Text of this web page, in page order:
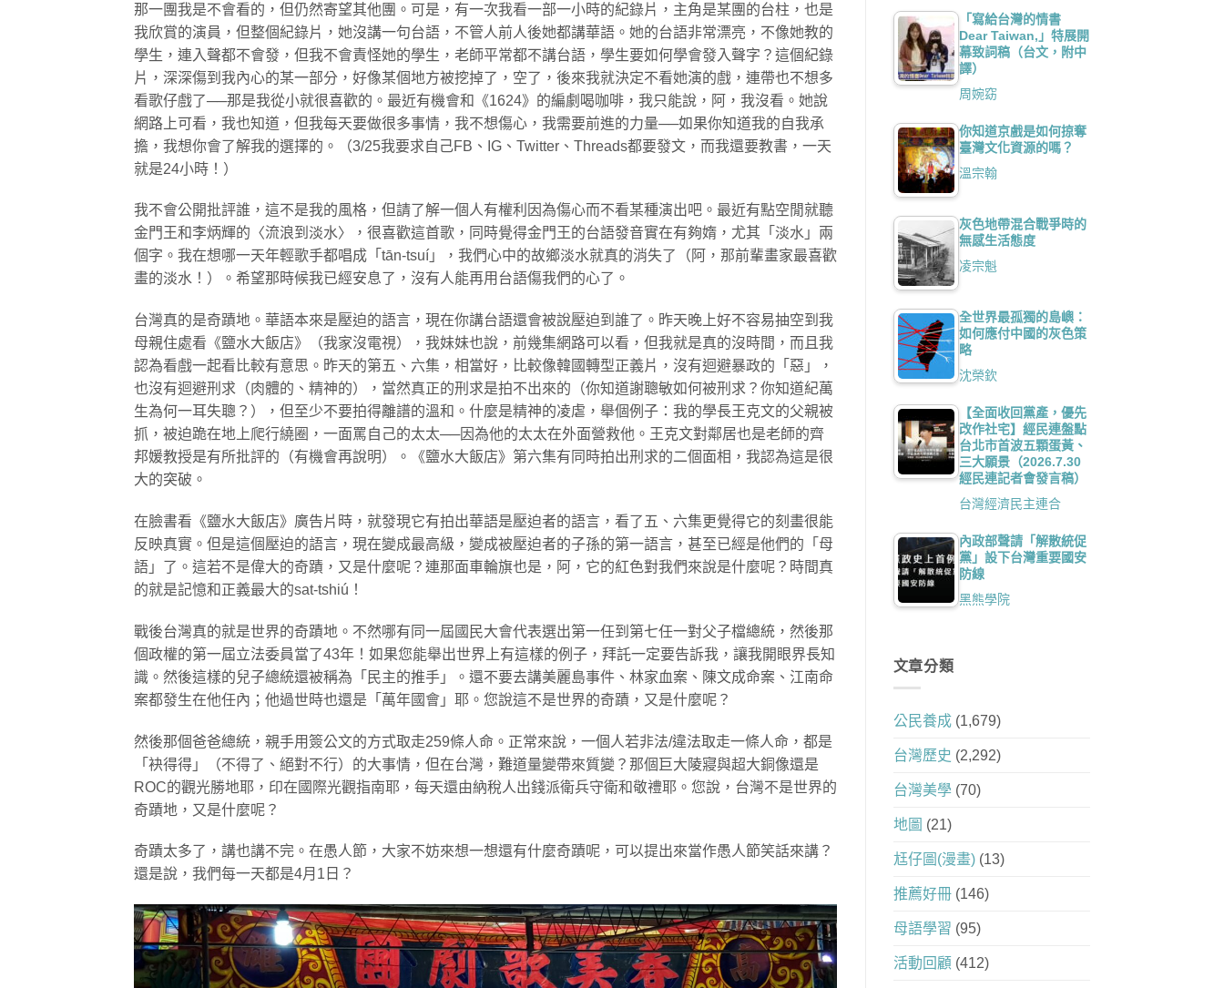
那一團我是不會看的，但仍然寄望其他團。可是，有一次我看一部一小時的紀錄片，主角是某團的台柱，也是
我欣賞的演員，但整個紀錄片，她沒講一句台語，不管人前人後她都講華語。她的台語非常漂亮，不像她教的
學生，連入聲都不會發，但我不會責怪她的學生，老師平常都不講台語，學生要如何學會發入聲字？這個紀錄
片，深深傷到我內心的某一部分，好像某個地方被挖掉了，空了，後來我就決定不看她演的戲，連帶也不想多
看歌仔戲了──那是我從小就很喜歡的。最近有機會和《1624》的編劇喝咖啡，我只能說，阿，我沒看。她說
網路上可看，我也知道，但我每天要做很多事情，我不想傷心，我需要前進的力量──如果你知道我的自我承
擔，我想你會了解我的選擇的。（3/25我要求自己FB、IG、Twitter、Threads都要發文，而我還要教書，一天
就是24小時！）
我不會公開批評誰，這不是我的風格，但請了解一個人有權利因為傷心而不看某種演出吧。最近有點空閒就聽
金門王和李炳輝的〈流浪到淡水〉，很喜歡這首歌，同時覺得金門王的台語發音實在有夠媠，尤其「淡水」兩
個字。我在想哪一天年輕歌手都唱成「tān-tsuí」，我們心中的故鄉淡水就真的消失了（阿，那前輩畫家最喜歡
畫的淡水！）。希望那時候我已經安息了，沒有人能再用台語傷我們的心了。
台灣真的是奇蹟地。華語本來是壓迫的語言，現在你講台語還會被說壓迫到誰了。昨天晚上好不容易抽空到我
母親住處看《鹽水大飯店》（我家沒電視），我妹妹也說，前幾集網路可以看，但我就是真的沒時間，而且我
認為看戲一起看比較有意思。昨天的第五、六集，相當好，比較像韓國轉型正義片，沒有迴避暴政的「惡」，
也沒有迴避刑求（肉體的、精神的），當然真正的刑求是拍不出來的（你知道謝聰敏如何被刑求？你知道紀萬
生為何一耳失聰？），但至少不要拍得離譜的溫和。什麼是精神的凌虐，舉個例子：我的學長王克文的父親被
抓，被迫跪在地上爬行繞圈，一面罵自己的太太──因為他的太太在外面營救他。王克文對鄰居也是老師的齊
邦媛教授是有所批評的（有機會再說明）。《鹽水大飯店》第六集有同時拍出刑求的二個面相，我認為這是很
大的突破。
在臉書看《鹽水大飯店》廣告片時，就發現它有拍出華語是壓迫者的語言，看了五、六集更覺得它的刻畫很能
反映真實。但是這個壓迫的語言，現在變成最高級，變成被壓迫者的子孫的第一語言，甚至已經是他們的「母
語」了。這若不是偉大的奇蹟，又是什麼呢？連那面車輪旗也是，阿，它的紅色對我們來說是什麼呢？時間真
的就是記憶和正義最大的sat-tshiú！
戰後台灣真的就是世界的奇蹟地。不然哪有同一屆國民大會代表選出第一任到第七任一對父子檔總統，然後那
個政權的第一屆立法委員當了43年！如果您能舉出世界上有這樣的例子，拜託一定要告訴我，讓我開眼界長知
識。然後這樣的兒子總統還被稱為「民主的推手」。還不要去講美麗島事件、林家血案、陳文成命案、江南命
案都發生在他任內；他過世時也還是「萬年國會」耶。您說這不是世界的奇蹟，又是什麼呢？
然後那個爸爸總統，親手用簽公文的方式取走259條人命。正常來說，一個人若非法/違法取走一條人命，都是
「袂得得」（不得了、絕對不行）的大事情，但在台灣，難道量變帶來質變？那個巨大陵寢與超大銅像還是
ROC的觀光勝地耶，印在國際光觀指南耶，每天還由納稅人出錢派衛兵守衛和敬禮耶。您說，台灣不是世界的
奇蹟地，又是什麼呢？
奇蹟太多了，講也講不完。在愚人節，大家不妨來想一想還有什麼奇蹟呢，可以提出來當作愚人節笑話來講？
還是說，我們每一天都是4月1日？
「寫給台灣的情書
Dear Taiwan,」特展開
幕致詞稿（台文，附中
譯）
周婉窈
你知道京戲是如何掠奪
臺灣文化資源的嗎？
溫宗翰
灰色地帶混合戰爭時的
無感生活態度
凌宗魁
全世界最孤獨的島嶼：
如何應付中國的灰色策
略
沈榮欽
【全面收回黨產，優先
改作社宅】經民連盤點
台北市首波五顆蛋黃、
三大願景（2026.7.30
經民連記者會發言稿）
台灣經濟民主連合
內政部聲請「解散統促
黨」設下台灣重要國安
防線
黑熊學院
文章分類
公民養成(1,679)
台灣歷史 (2,292)
台灣美學(70)
地圖 (21)
尪仔圖(漫畫)(13)
推薦好冊(146)
母語學習 (95)
活動回顧 (412)